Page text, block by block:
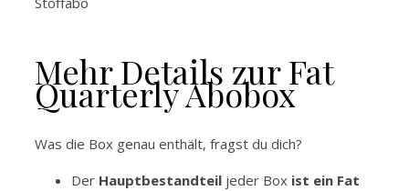
Mehr Details zur Fat
Quarterly Abobox
Was die Box genau enthält, fragst du dich?
Der Hauptbestandteil jeder Box ist ein Fat